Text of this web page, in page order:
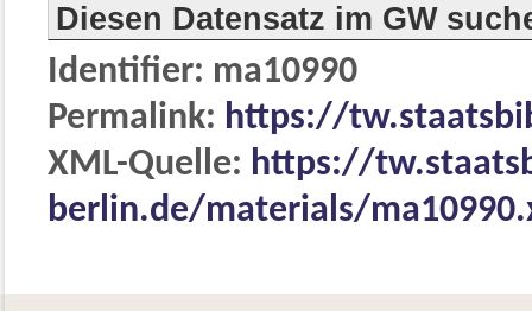
Diesen Datensatz im GW
Identifier: ma10990
Permalink: https://
XML-Quelle: https://
berlin.de/materials/